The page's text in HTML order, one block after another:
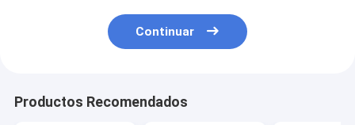
Continuar
Productos Recomendados